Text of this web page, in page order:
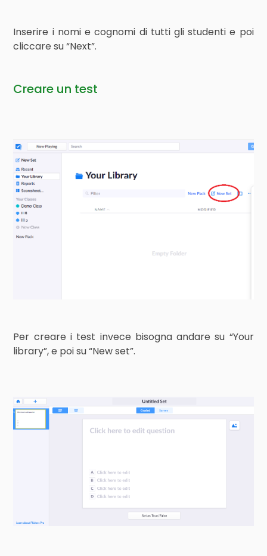
Inserire i nomi e cognomi di tutti gli studenti e poi
cliccare su “Next”.
Creare un test
Per creare i test invece bisogna andare su “Your
library”, e poi su “New set”.